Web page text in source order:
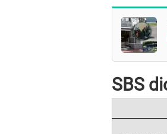
SBS